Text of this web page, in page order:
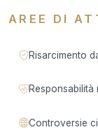
AREE DI
Risarcimento
Responsabilità
Controversie